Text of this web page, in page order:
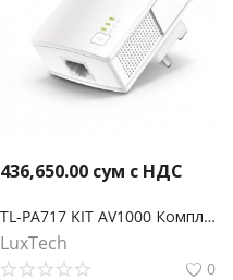
436,650.00 сум с НДС
TL-PA717 KIT AV1000 Комплект гигабитных адаптеров Powerline
LuxTech
0